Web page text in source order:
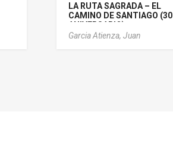
LA RUTA SAGRADA – EL
CAMINO DE SANTIAGO (30
ANIVERSARIO)
Garcia Atienza, Juan